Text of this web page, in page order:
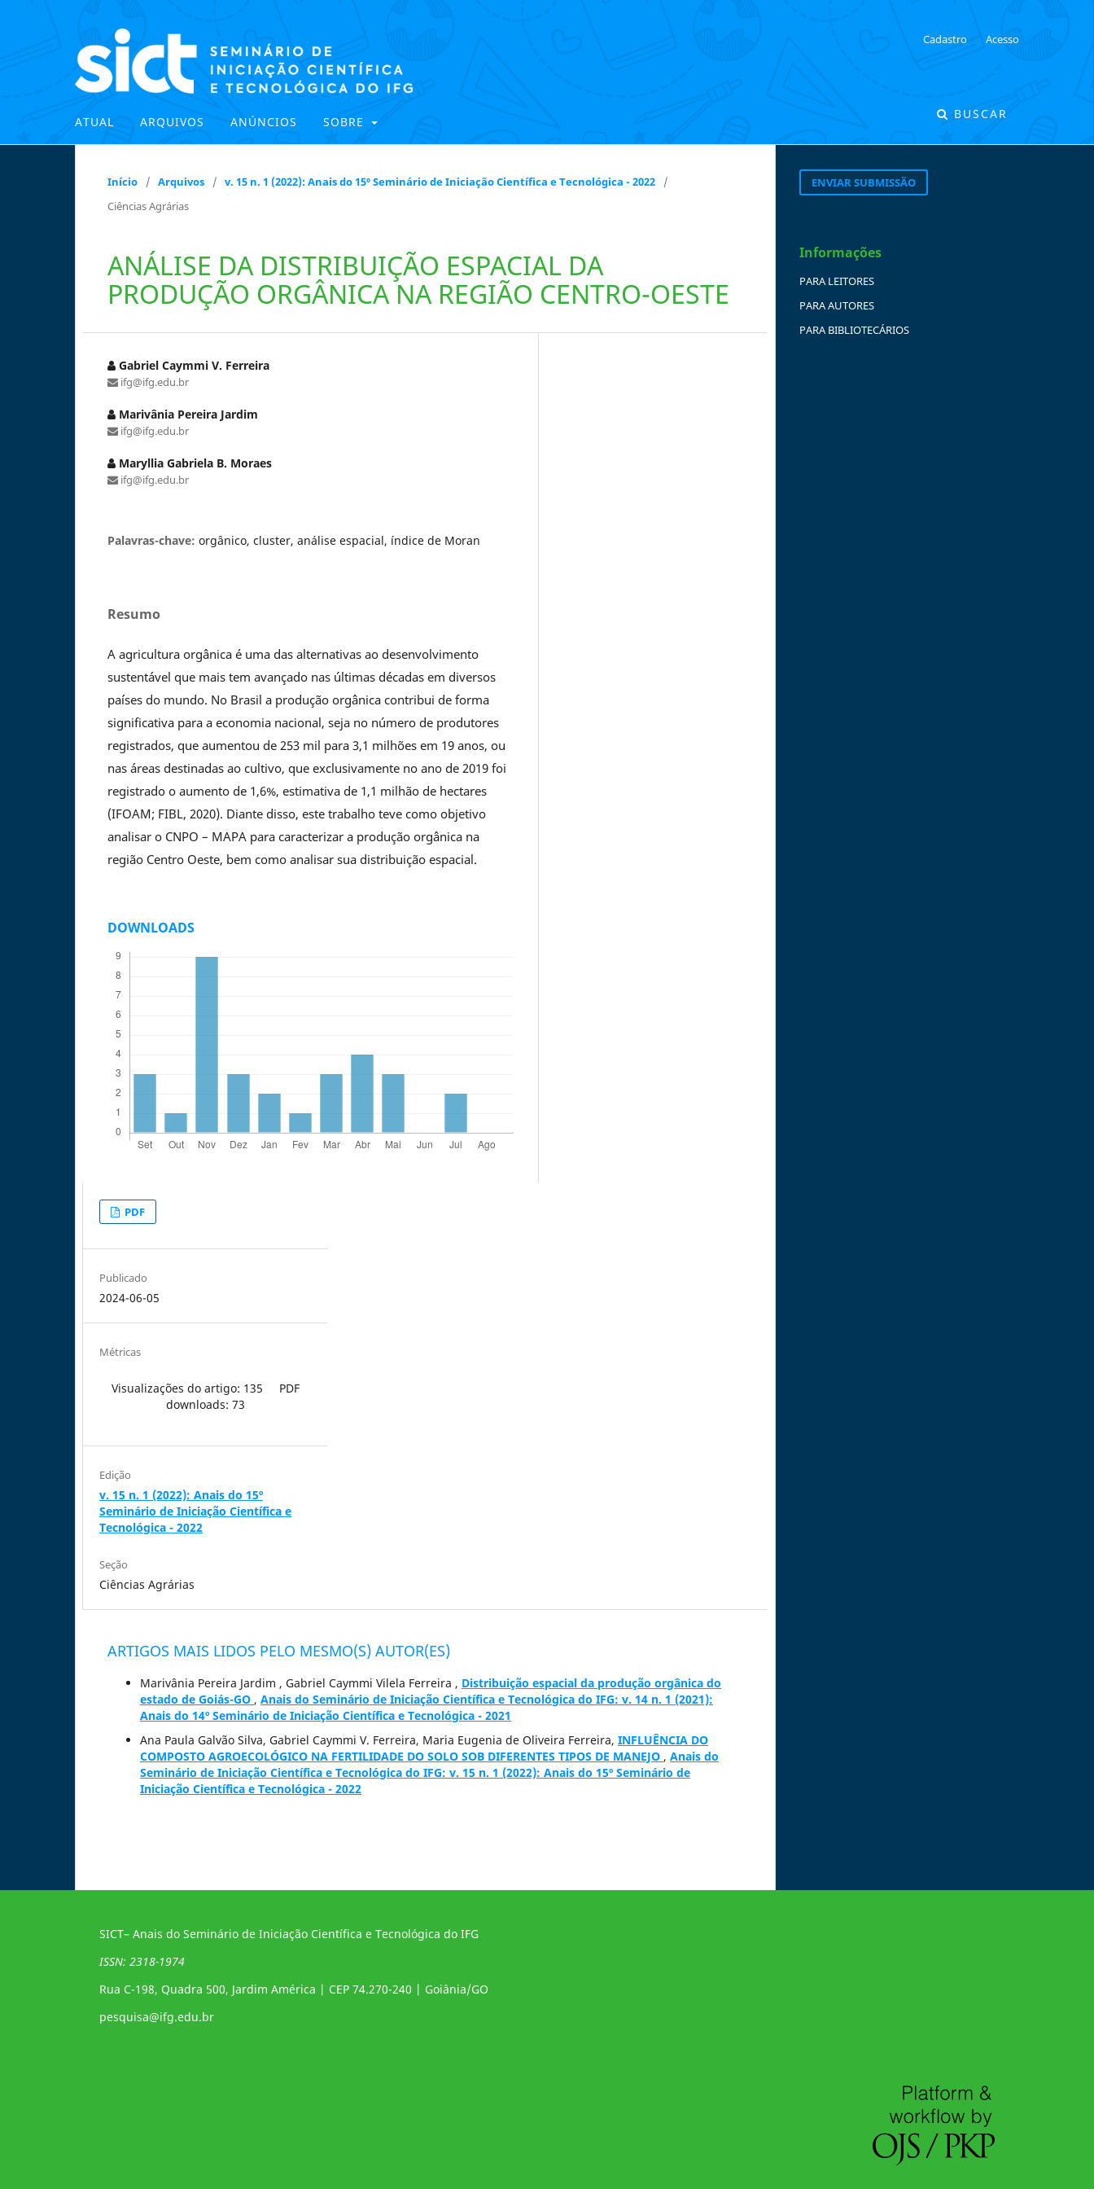
ATUAL ARQUIVOS ANÚNCIOS SOBRE
BUSCAR
Cadastro Acesso
Início / Arquivos / v. 15 n. 1 (2022): Anais do 15º Seminário de Iniciação Científica e Tecnológica - 2022
/
Ciências Agrárias
ANÁLISE DA DISTRIBUIÇÃO ESPACIAL DA
PRODUÇÃO ORGÂNICA NA REGIÃO CENTRO-OESTE
Gabriel Caymmi V. Ferreira
ifg@ifg.edu.br
Marivânia Pereira Jardim
ifg@ifg.edu.br
Maryllia Gabriela B. Moraes
ifg@ifg.edu.br
Palavras-chave: orgânico, cluster, análise espacial, índice de Moran
Resumo
A agricultura orgânica é uma das alternativas ao desenvolvimento
sustentável que mais tem avançado nas últimas décadas em diversos
países do mundo. No Brasil a produção orgânica contribui de forma
significativa para a economia nacional, seja no número de produtores
registrados, que aumentou de 253 mil para 3,1 milhões em 19 anos, ou
nas áreas destinadas ao cultivo, que exclusivamente no ano de 2019 foi
registrado o aumento de 1,6%, estimativa de 1,1 milhão de hectares
(IFOAM; FIBL, 2020). Diante disso, este trabalho teve como objetivo
analisar o CNPO – MAPA para caracterizar a produção orgânica na
região Centro Oeste, bem como analisar sua distribuição espacial.
DOWNLOADS
PDF
Publicado
2024-06-05
Métricas
Visualizações do artigo: 135
PDF
downloads: 73
Edição
v. 15 n. 1 (2022): Anais do 15º
Seminário de Iniciação Científica e
Tecnológica - 2022
Seção
Ciências Agrárias
ARTIGOS MAIS LIDOS PELO MESMO(S) AUTOR(ES)
Marivânia Pereira Jardim , Gabriel Caymmi Vilela Ferreira , Distribuição espacial da produção orgânica do
estado de Goiás-GO , Anais do Seminário de Iniciação Científica e Tecnológica do IFG: v. 14 n. 1 (2021):
Anais do 14º Seminário de Iniciação Científica e Tecnológica - 2021
Ana Paula Galvão Silva, Gabriel Caymmi V. Ferreira, Maria Eugenia de Oliveira Ferreira, INFLUÊNCIA DO
COMPOSTO AGROECOLÓGICO NA FERTILIDADE DO SOLO SOB DIFERENTES TIPOS DE MANEJO , Anais do
Seminário de Iniciação Científica e Tecnológica do IFG: v. 15 n. 1 (2022): Anais do 15º Seminário de
Iniciação Científica e Tecnológica - 2022
ENVIAR SUBMISSÃO
Informações
PARA LEITORES
PARA AUTORES
PARA BIBLIOTECÁRIOS
SICT– Anais do Seminário de Iniciação Científica e Tecnológica do IFG
ISSN: 2318-1974
Rua C-198, Quadra 500, Jardim América | CEP 74.270-240 | Goiânia/GO
pesquisa@ifg.edu.br